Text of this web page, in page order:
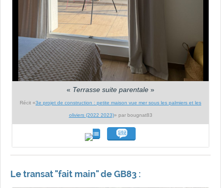
« Terrasse suite parentale »
Récit «3e projet de construction : petite maison vue mer sous les palmiers et les
oliviers (2022 2023)» par bougnat83
Le transat "fait main" de GB83 :